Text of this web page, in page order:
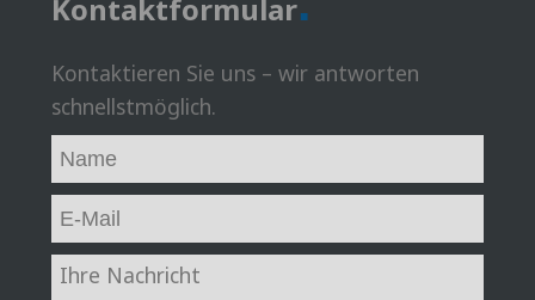
Kontaktformular
Kontaktieren Sie uns – wir antworten
schnellstmöglich.